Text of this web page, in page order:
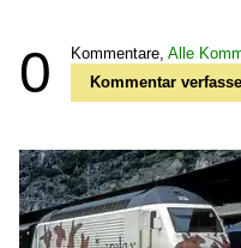
0 Kommentare, Alle
Kommentar